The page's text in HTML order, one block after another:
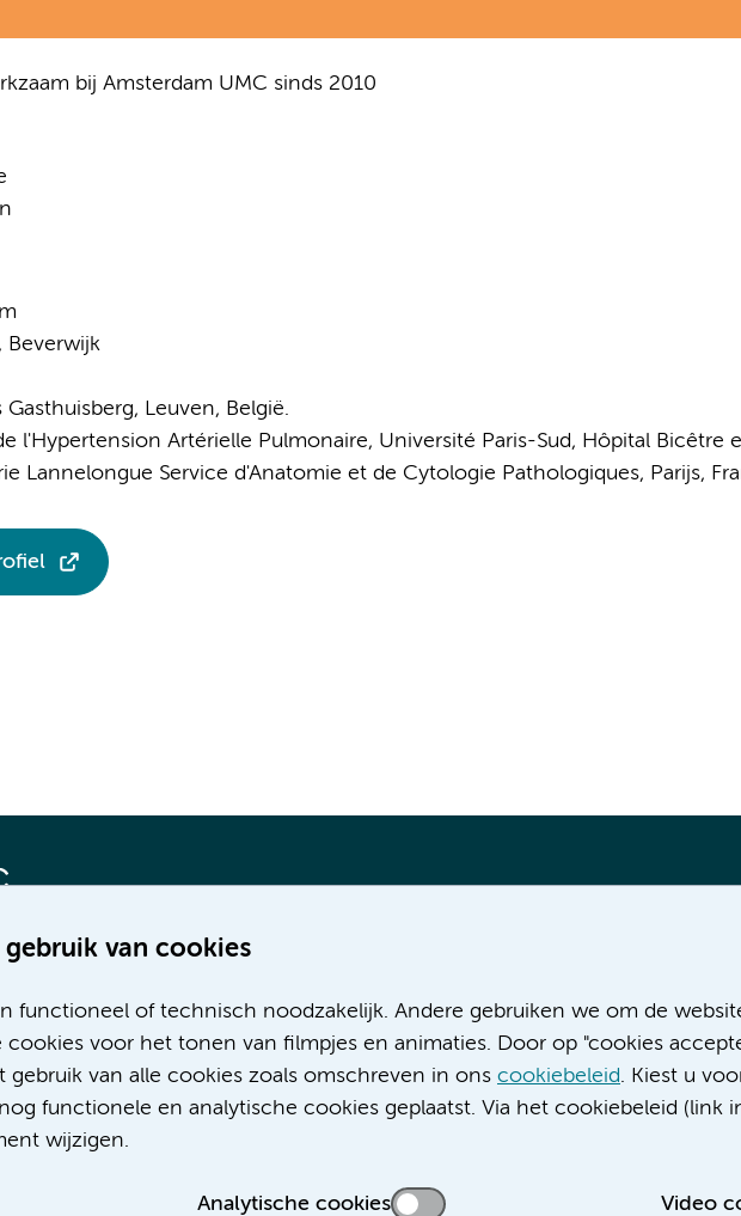
bij Amsterdam UMC sinds 2010
Beverwijk
Leuven, België.
l'Hypertension Artérielle Pulmonaire, Université Paris-Sud, Hôpital Bicêtre
Lannelongue Service d'Anatomie et de Cytologie Pathologiques, Parijs,
van cookies
functioneel of technisch noodzakelijk. Andere gebruiken we om de
voor het tonen van filmpjes en animaties. Door op "cookies
gebruik van alle cookies zoals omschreven in ons cookiebeleid. Kiest u
functionele en analytische cookies geplaatst. Via het cookiebeleid (link
wijzigen.
Analytische cookies Video
Werken bij Amsterdam UMC
Over Amsterdam UMC
Nieuws
Research